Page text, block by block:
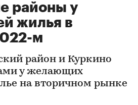
районы у
жилья в
м
район и Куркино
у желающих
на вторичном рынке